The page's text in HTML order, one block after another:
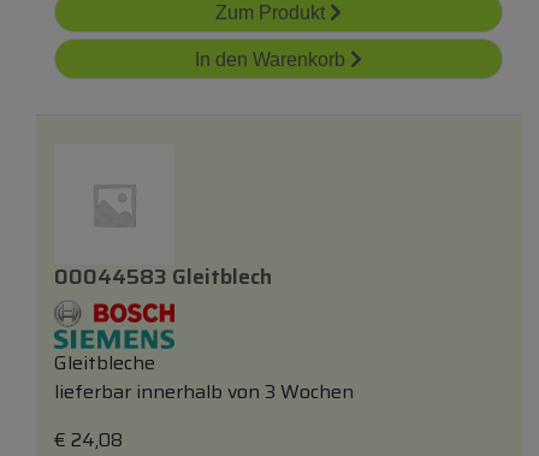
Zum Produkt
In den Warenkorb
00044583 Gleitblech
Gleitbleche
lieferbar innerhalb von 3 Wochen
€ 24,08